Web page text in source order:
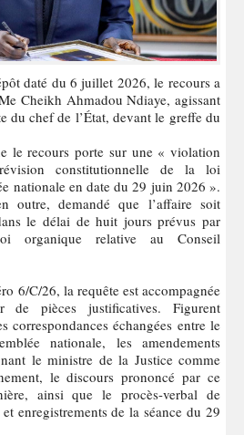
Cheikh Ahmadou Ndiaye, agissant
du chef de l’État, devant le greffe du
le recours porte sur une « violation
constitutionnelle de la loi
nationale en date du 29 juin 2026 ».
outre, demandé que l’affaire soit
le délai de huit jours prévus par
relative au Conseil
6/C/26, la requête est accompagnée
de pièces justificatives. Figurent
correspondances échangées entre le
nationale, les amendements
le ministre de la Justice comme
le discours prononcé par ce
ainsi que le procès-verbal de
enregistrements de la séance du 29